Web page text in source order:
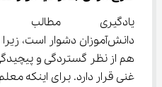
یادگیری
دانش‌آموزان دشوار است،
هم از نظر گستردگی و
غنی قرار دارد. برای اینکه